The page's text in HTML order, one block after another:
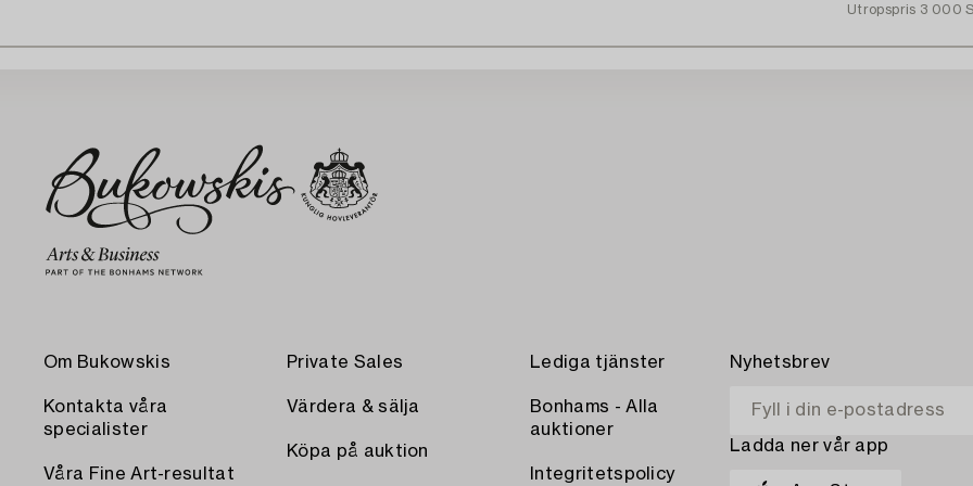
Utropspris 3 000
Om Bukowskis
Kontakta våra
specialister
Våra Fine Art-resultat
Private Sales
Värdera & sälja
Köpa på auktion
Lediga tjänster
Bonhams - Alla
auktioner
Integritetspolicy
Nyhetsbrev
Ladda ner vår app